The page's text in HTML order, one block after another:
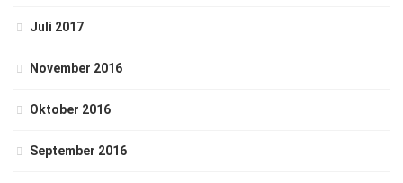
Juli 2017
November 2016
Oktober 2016
September 2016